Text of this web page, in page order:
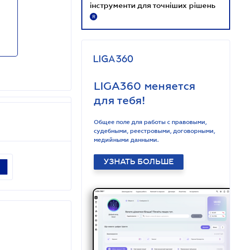
інструменти для точніших рішень
R
LIGA360 меняется
для тебя!
Общее поле для работы с правовыми,
судебными, реестровыми, договорными,
медийными данными.
УЗНАТЬ БОЛЬШЕ